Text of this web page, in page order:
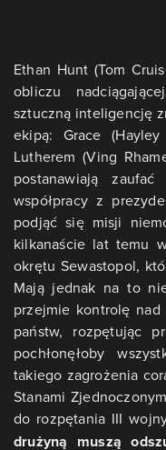
Ethan Hunt (Tom
obliczu
sztuczną inteligencję
ekipą: Grace
Lutherem (Ving
postanawiają
współpracy z
podjąć się misji
kilkanaście lat temu
okrętu Sewastopol,
Mają jednak na to
przejmie kontrolę nad
państw, rozpętując
pochłonęłoby
takiego zagrożenia
Stanami
do rozpętania III
drużyną muszą